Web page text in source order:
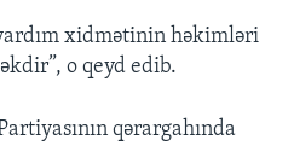
xidmətinin həkimləri
o qeyd edib.
qərargahında